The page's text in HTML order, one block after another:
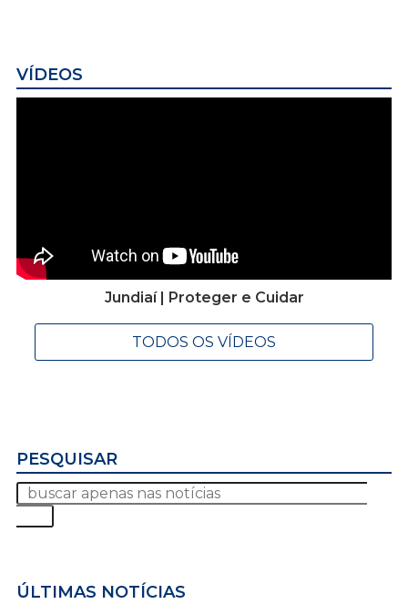
VÍDEOS
Jundiaí | Proteger e Cuidar
TODOS OS VÍDEOS
PESQUISAR
ÚLTIMAS NOTÍCIAS